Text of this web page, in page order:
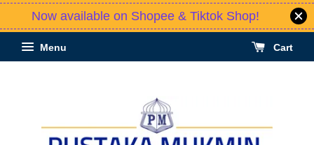
Now available on Shopee & Tiktok Shop!
Menu Cart